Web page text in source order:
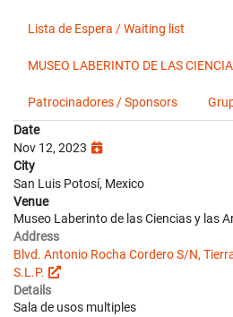
Lista de Espera / Waiting list
MUSEO LABERINTO DE LAS
Patrocinadores / Sponsors
Date
Nov 12, 2023
City
San Luis Potosí, Mexico
Venue
Museo Laberinto de las Ciencias y las
Address
Blvd. Antonio Rocha Cordero S/N,
S.L.P.
Details
Sala de usos multiples